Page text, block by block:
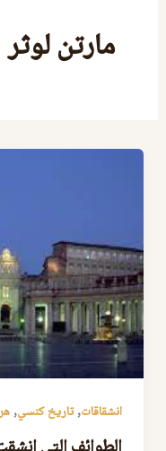
مارتن لوثر
انشقاقات,تاريخ كنسي,